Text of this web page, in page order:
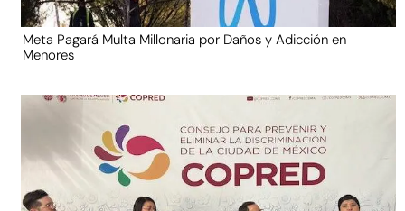
Meta Pagará Multa Millonaria por Daños y Adicción en
Menores